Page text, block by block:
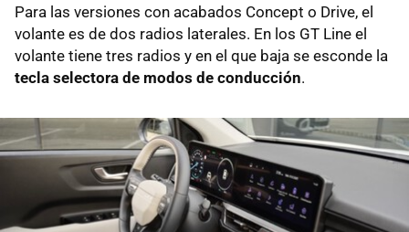
Para las versiones con acabados Concept o Drive, el
volante es de dos radios laterales. En los GT Line el
volante tiene tres radios y en el que baja se esconde la
tecla selectora de modos de conducción.